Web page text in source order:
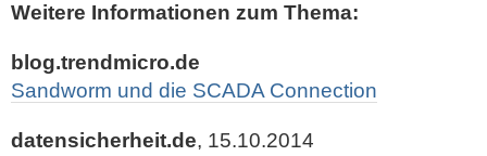
Weitere Informationen zum Thema:
blog.trendmicro.de
Sandworm und die SCADA Connection
datensicherheit.de, 15.10.2014